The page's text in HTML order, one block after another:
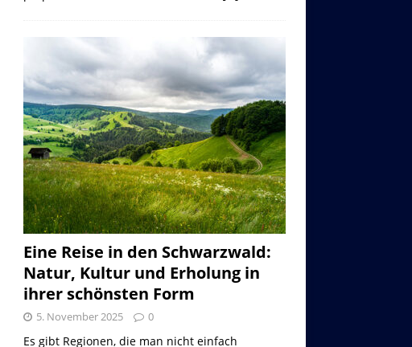
Eine Reise in den Schwarzwald:
Natur, Kultur und Erholung in
ihrer schönsten Form
5. November 2025 0
Es gibt Regionen, die man nicht einfach